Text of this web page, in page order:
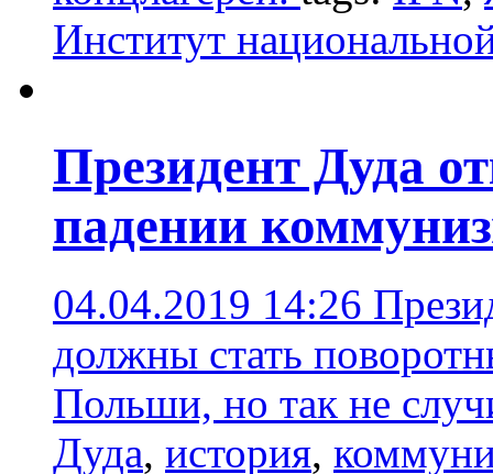
Институт
Президент Дуда
падении
04.04.2019 14:26
должны стать
Польши, но так не
Дуда, история,